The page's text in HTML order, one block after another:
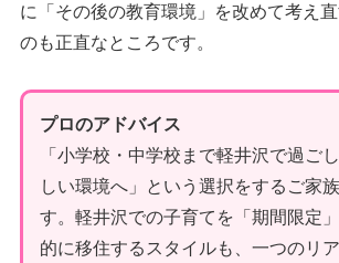
に「その後の教育環境」を改めて考え
のも正直なところです。
プロのアドバイス
「小学校・中学校まで軽井沢で過ご
しい環境へ」という選択をするご家
す。軽井沢での子育てを「期間限定
的に移住するスタイルも、一つのリ